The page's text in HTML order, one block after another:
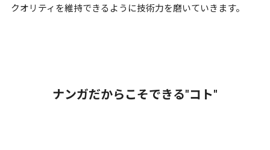
クオリティを維持できるように技術力を磨いていきます。
ナンガだからこそできる"コト"